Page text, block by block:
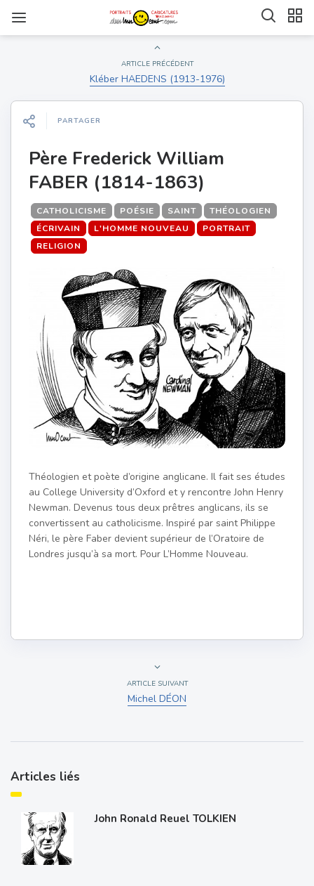
ARTICLE PRÉCÉDENT
Kléber HAEDENS (1913-1976)
PARTAGER
Père Frederick William
FABER (1814-1863)
CATHOLICISME POÉSIE SAINT
THÉOLOGIEN
ÉCRIVAIN
L'HOMME NOUVEAU
PORTRAIT
RELIGION
Théologien et poète d’origine anglicane. Il fait ses études
au College University d’Oxford et y rencontre John Henry
Newman. Devenus tous deux prêtres anglicans, ils se
convertissent au catholicisme. Inspiré par saint Philippe
Néri, le père Faber devient supérieur de l’Oratoire de
Londres jusqu’à sa mort. Pour L’Homme Nouveau.
ARTICLE SUIVANT
Michel DÉON
Articles liés
John Ronald Reuel TOLKIEN